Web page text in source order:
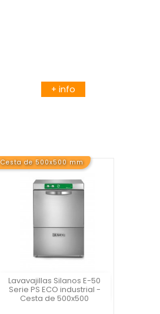
+ info
Cesta de 500x500 mm
Lavavajillas Silanos E-50
Serie PS ECO industrial -
Cesta de 500x500

Vista rápida